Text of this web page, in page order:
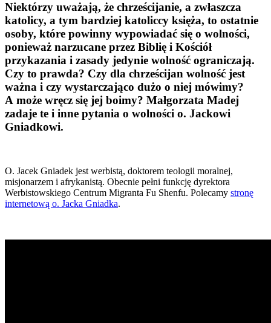
Niektórzy uważają, że chrześcijanie, a zwłaszcza
katolicy, a tym bardziej katoliccy księża, to ostatnie
osoby, które powinny wypowiadać się o wolności,
ponieważ narzucane przez Biblię i Kościół
przykazania i zasady jedynie wolność ograniczają.
Czy to prawda? Czy dla chrześcijan wolność jest
ważna i czy wystarczająco dużo o niej mówimy?
A może wręcz się jej boimy? Małgorzata Madej
zadaje te i inne pytania o wolności o. Jackowi
Gniadkowi.
O. Jacek Gniadek jest werbistą, doktorem teologii moralnej,
misjonarzem i afrykanistą. Obecnie pełni funkcję dyrektora
Werbistowskiego Centrum Migranta Fu Shenfu. Polecamy stronę
internetową o. Jacka Gniadka.